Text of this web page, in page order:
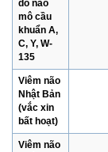
do não
mô cầu
khuẩn A,
C, Y, W-
135
Viêm não
Nhật Bản
(vắc xin
bất hoạt)
Viêm não